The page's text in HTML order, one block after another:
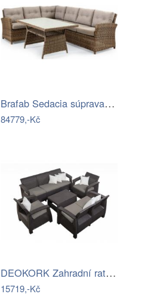
Brafab Sedacia súprava SOHO hnedá -…
84779,-Kč
DEOKORK Zahradní ratanová sestava …
15719,-Kč